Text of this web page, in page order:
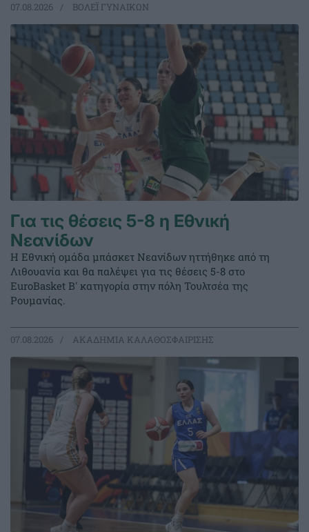
07.08.2026 ΒΟΛΕΪ ΓΥΝΑΙΚΩΝ
Για τις θέσεις 5-8 η Εθνική
Νεανίδων
Η Εθνική ομάδα μπάσκετ Νεανίδων ηττήθηκε από τη
Λιθουανία και θα παλέψει για τις θέσεις 5-8 στο
EuroBasket Β' κατηγορία στην πόλη Τουλτσέα της
Ρουμανίας.
07.08.2026 ΑΚΑΔΗΜΙΑ ΚΑΛΑΘΟΣΦΑΙΡΙΣΗΣ